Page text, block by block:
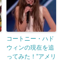
コートニー・ハド
ウィンの現在を追
ってみた！”アメリ